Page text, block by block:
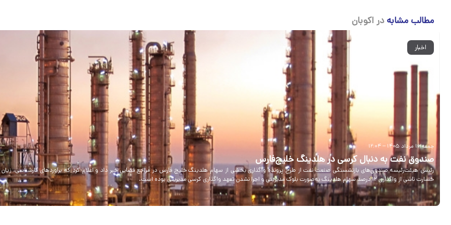
مطالب مشابه در اکوبان
اخبار
جمعه ۱۶ مرداد ۱۴۰۵ – ۱۲:۰۴
صندوق نفت به دنبال کرسی در هلدینگ خلیج‌فارس
خسارت ناشی از واگذاری ۱۲ درصد سهام هلدینگ به‌صورت بلوک مدیریتی و اجرا نشدن تعهد واگذاری کرسی مدیریتی بوده است.